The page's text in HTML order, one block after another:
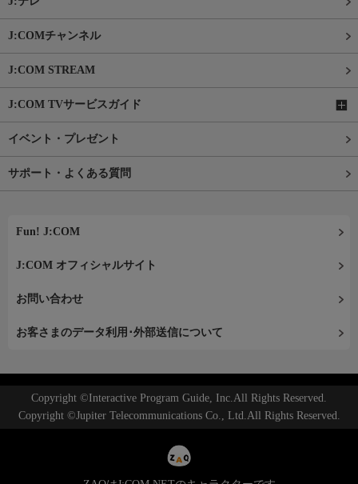
J:COMチャンネル
J:COM STREAM
J:COM TVサービスガイド
イベント・プレゼント
サポート・よくある質問
Fun! J:COM
J:COM オフィシャルサイト
お問い合わせ
お客さまのデータ利用･外部送信について
Copyright ©Interactive Program Guide, Inc.All Rights Reserved.
Copyright ©Jupiter Telecommunications Co., Ltd.All Rights Reserved.